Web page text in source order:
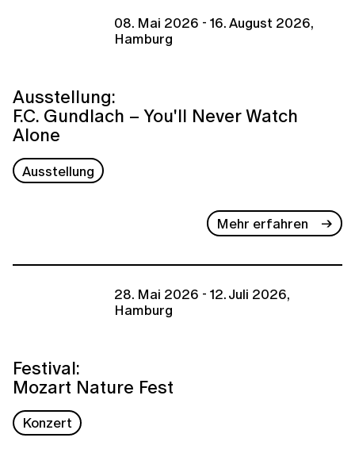
08. Mai 2026 - 16. August 2026,
Hamburg
Ausstellung:
F.C. Gundlach – You'll Never Watch
Alone
Ausstellung
Mehr erfahren
28. Mai 2026 - 12. Juli 2026,
Hamburg
Festival:
Mozart Nature Fest
Konzert